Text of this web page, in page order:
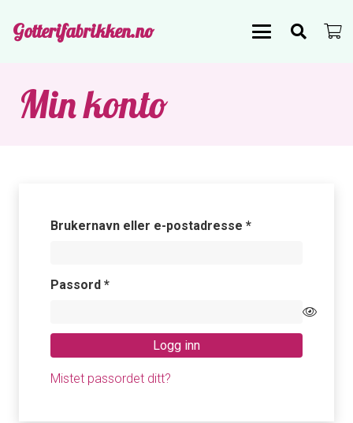
Gotterifabrikken.no
Min konto
Brukernavn eller e-postadresse *Påkrevd
Passord *Påkrevd
Logg inn
Mistet passordet ditt?